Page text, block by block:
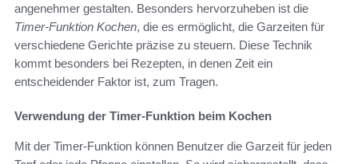
angenehmer gestalten. Besonders hervorzuheben ist die
Timer-Funktion Kochen, die es ermöglicht, die Garzeiten für
verschiedene Gerichte präzise zu steuern. Diese Technik
kommt besonders bei Rezepten, in denen Zeit ein
entscheidender Faktor ist, zum Tragen.
Verwendung der Timer-Funktion beim Kochen
Mit der Timer-Funktion können Benutzer die Garzeit für jeden